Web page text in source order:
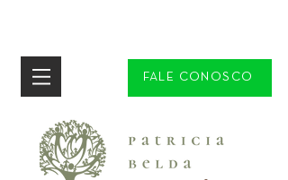
FALE CONOSCO